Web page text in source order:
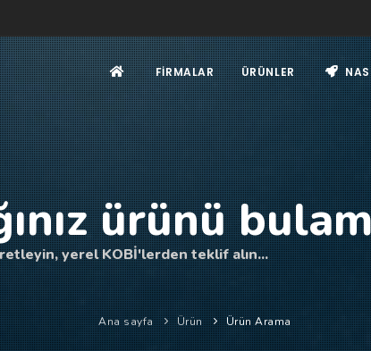
FIRMALAR ÜRÜNLER
ürünü
yerel KOBİ'lerden teklif alın...
Ana sayfa Ürün Ürün Arama